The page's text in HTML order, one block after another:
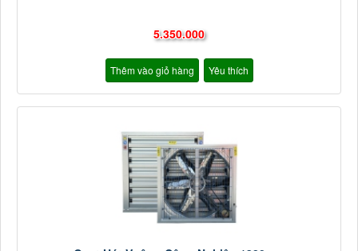
5.350.000
Thêm vào giỏ hàng Yêu thích